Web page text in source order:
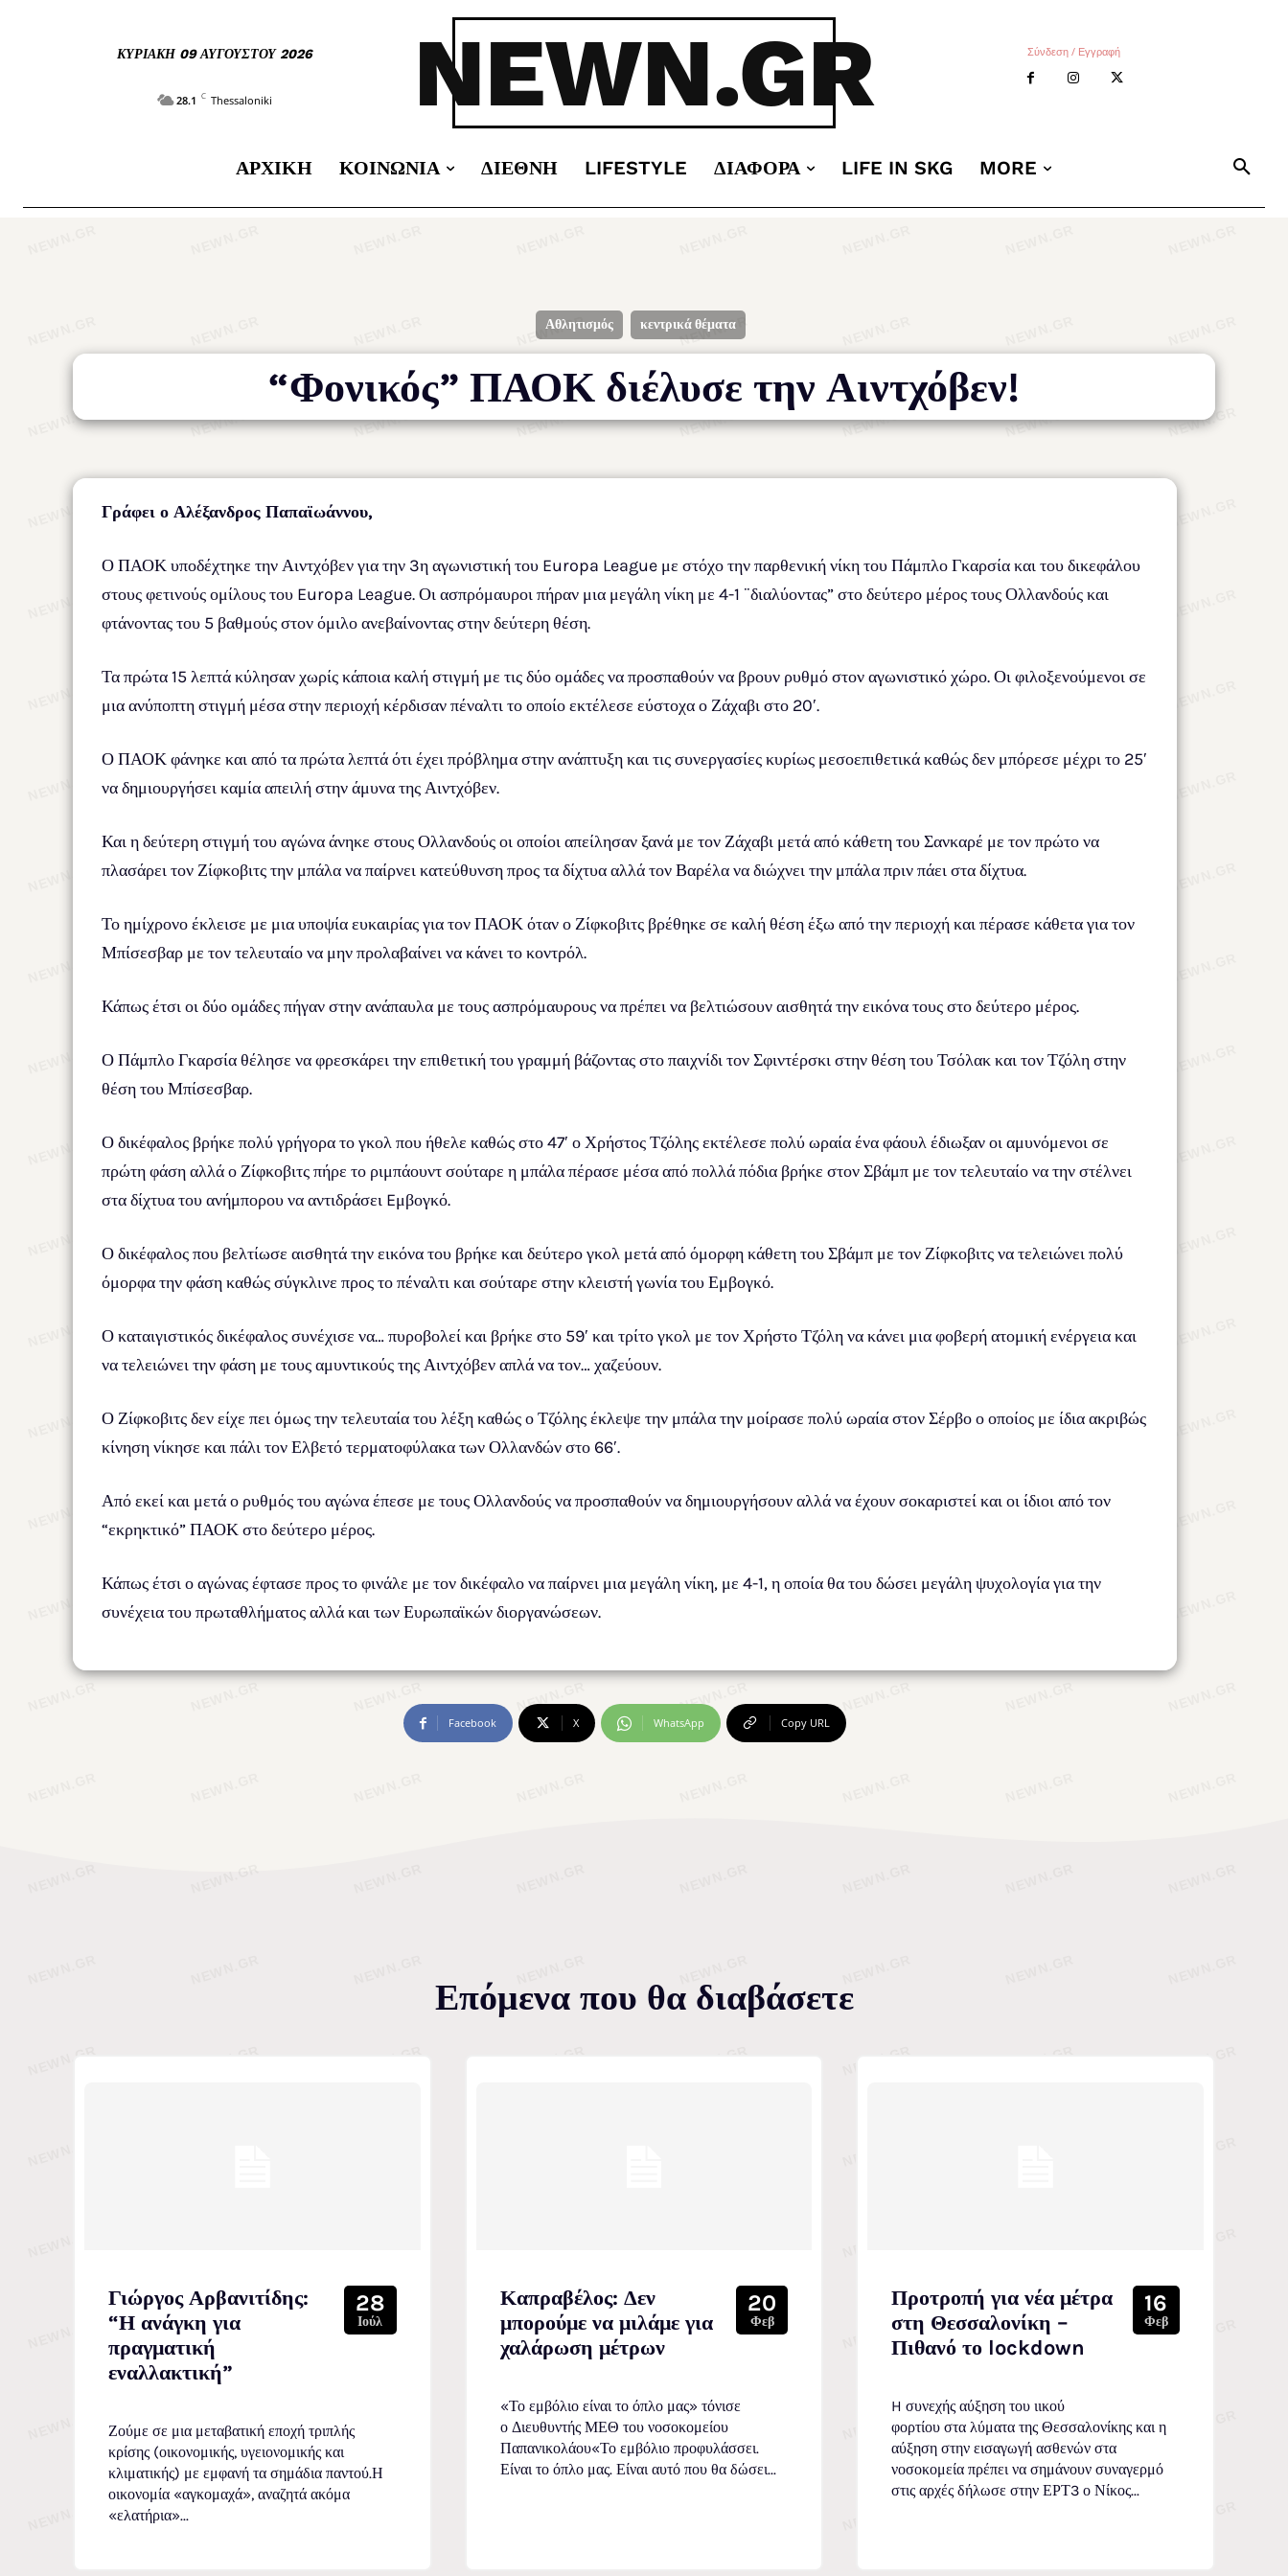
ΚΥΡΙΑΚΉ 09 ΑΥΓΟΎΣΤΟΥ 2026
28.1 C Thessaloniki NEWN.GR Σύνδεση / Εγγραφή
ΑΡΧΙΚΉ ΚΟΙΝΩΝΊΑ ΔΙΕΘΝΉ LIFESTYLE ΔΙΆΦΟΡΑ LIFE IN SKG MORE
Αθλητισμός κεντρικά θέματα
“Φονικός” ΠΑΟΚ διέλυσε την Αιντχόβεν!
Γράφει ο Αλέξανδρος Παπαϊωάννου,
Ο ΠΑΟΚ υποδέχτηκε την Αιντχόβεν για την 3η αγωνιστική του Europa League με στόχο την παρθενική νίκη του Πάμπλο Γκαρσία και του δικεφάλου
στους φετινούς ομίλους του Europa League. Οι ασπρόμαυροι πήραν μια μεγάλη νίκη με 4-1 ¨διαλύοντας” στο δεύτερο μέρος τους Ολλανδούς και
φτάνοντας του 5 βαθμούς στον όμιλο ανεβαίνοντας στην δεύτερη θέση.
Τα πρώτα 15 λεπτά κύλησαν χωρίς κάποια καλή στιγμή με τις δύο ομάδες να προσπαθούν να βρουν ρυθμό στον αγωνιστικό χώρο. Οι φιλοξενούμενοι σε
μια ανύποπτη στιγμή μέσα στην περιοχή κέρδισαν πέναλτι το οποίο εκτέλεσε εύστοχα ο Ζάχαβι στο 20′.
Ο ΠΑΟΚ φάνηκε και από τα πρώτα λεπτά ότι έχει πρόβλημα στην ανάπτυξη και τις συνεργασίες κυρίως μεσοεπιθετικά καθώς δεν μπόρεσε μέχρι το 25′
να δημιουργήσει καμία απειλή στην άμυνα της Αιντχόβεν.
Και η δεύτερη στιγμή του αγώνα άνηκε στους Ολλανδούς οι οποίοι απείλησαν ξανά με τον Ζάχαβι μετά από κάθετη του Σανκαρέ με τον πρώτο να
πλασάρει τον Ζίφκοβιτς την μπάλα να παίρνει κατεύθυνση προς τα δίχτυα αλλά τον Βαρέλα να διώχνει την μπάλα πριν πάει στα δίχτυα.
Το ημίχρονο έκλεισε με μια υποψία ευκαιρίας για τον ΠΑΟΚ όταν ο Ζίφκοβιτς βρέθηκε σε καλή θέση έξω από την περιοχή και πέρασε κάθετα για τον
Μπίσεσβαρ με τον τελευταίο να μην προλαβαίνει να κάνει το κοντρόλ.
Κάπως έτσι οι δύο ομάδες πήγαν στην ανάπαυλα με τους ασπρόμαυρους να πρέπει να βελτιώσουν αισθητά την εικόνα τους στο δεύτερο μέρος.
Ο Πάμπλο Γκαρσία θέλησε να φρεσκάρει την επιθετική του γραμμή βάζοντας στο παιχνίδι τον Σφιντέρσκι στην θέση του Τσόλακ και τον Τζόλη στην
θέση του Μπίσεσβαρ.
Ο δικέφαλος βρήκε πολύ γρήγορα το γκολ που ήθελε καθώς στο 47′ ο Χρήστος Τζόλης εκτέλεσε πολύ ωραία ένα φάουλ έδιωξαν οι αμυνόμενοι σε
πρώτη φάση αλλά ο Ζίφκοβιτς πήρε το ριμπάουντ σούταρε η μπάλα πέρασε μέσα από πολλά πόδια βρήκε στον Σβάμπ με τον τελευταίο να την στέλνει
στα δίχτυα του ανήμπορου να αντιδράσει Eμβογκό.
Ο δικέφαλος που βελτίωσε αισθητά την εικόνα του βρήκε και δεύτερο γκολ μετά από όμορφη κάθετη του Σβάμπ με τον Ζίφκοβιτς να τελειώνει πολύ
όμορφα την φάση καθώς σύγκλινε προς το πέναλτι και σούταρε στην κλειστή γωνία του Εμβογκό.
Ο καταιγιστικός δικέφαλος συνέχισε να… πυροβολεί και βρήκε στο 59′ και τρίτο γκολ με τον Χρήστο Τζόλη να κάνει μια φοβερή ατομική ενέργεια και
να τελειώνει την φάση με τους αμυντικούς της Αιντχόβεν απλά να τον… χαζεύουν.
Ο Ζίφκοβιτς δεν είχε πει όμως την τελευταία του λέξη καθώς ο Τζόλης έκλεψε την μπάλα την μοίρασε πολύ ωραία στον Σέρβο ο οποίος με ίδια ακριβώς
κίνηση νίκησε και πάλι τον Ελβετό τερματοφύλακα των Ολλανδών στο 66′.
Από εκεί και μετά ο ρυθμός του αγώνα έπεσε με τους Ολλανδούς να προσπαθούν να δημιουργήσουν αλλά να έχουν σοκαριστεί και οι ίδιοι από τον
“εκρηκτικό” ΠΑΟΚ στο δεύτερο μέρος.
Κάπως έτσι ο αγώνας έφτασε προς το φινάλε με τον δικέφαλο να παίρνει μια μεγάλη νίκη, με 4-1, η οποία θα του δώσει μεγάλη ψυχολογία για την
συνέχεια του πρωταθλήματος αλλά και των Ευρωπαϊκών διοργανώσεων.
Facebook X WhatsApp Copy URL
Επόμενα που θα διαβάσετε
Γιώργος Αρβανιτίδης:
“Η ανάγκη για
πραγματική
εναλλακτική”
28
Ιούλ
Ζούμε σε μια μεταβατική εποχή τριπλής
κρίσης (οικονομικής, υγειονομικής και
κλιματικής) με εμφανή τα σημάδια παντού.Η
οικονομία «αγκομαχά», αναζητά ακόμα
«ελατήρια»...
Καπραβέλος: Δεν
μπορούμε να μιλάμε για
χαλάρωση μέτρων
20
Φεβ
«Το εμβόλιο είναι το όπλο μας» τόνισε
ο Διευθυντής ΜΕΘ του νοσοκομείου
Παπανικολάου«Το εμβόλιο προφυλάσσει.
Είναι το όπλο μας. Είναι αυτό που θα δώσει...
Προτροπή για νέα μέτρα
στη Θεσσαλονίκη –
Πιθανό το lockdown
16
Φεβ
H συνεχής αύξηση του ιικού
φορτίου στα λύματα της Θεσσαλονίκης και η
αύξηση στην εισαγωγή ασθενών στα
νοσοκομεία πρέπει να σημάνουν συναγερμό
στις αρχές δήλωσε στην ΕΡΤ3 ο Νίκος...